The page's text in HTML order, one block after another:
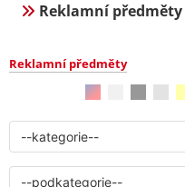
Reklamní předměty
Reklamní předměty